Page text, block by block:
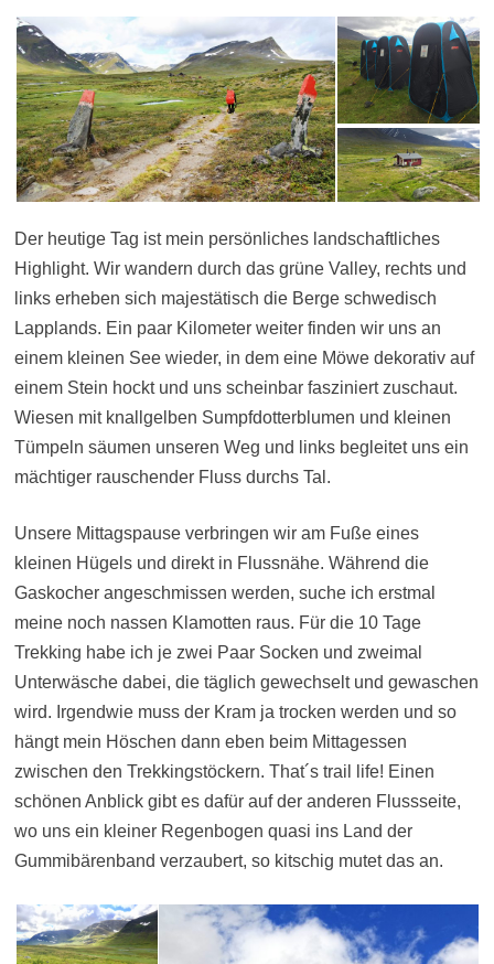
Der heutige Tag ist mein persönliches landschaftliches
Highlight. Wir wandern durch das grüne Valley, rechts und
links erheben sich majestätisch die Berge schwedisch
Lapplands. Ein paar Kilometer weiter finden wir uns an
einem kleinen See wieder, in dem eine Möwe dekorativ auf
einem Stein hockt und uns scheinbar fasziniert zuschaut.
Wiesen mit knallgelben Sumpfdotterblumen und kleinen
Tümpeln säumen unseren Weg und links begleitet uns ein
mächtiger rauschender Fluss durchs Tal.
Unsere Mittagspause verbringen wir am Fuße eines
kleinen Hügels und direkt in Flussnähe. Während die
Gaskocher angeschmissen werden, suche ich erstmal
meine noch nassen Klamotten raus. Für die 10 Tage
Trekking habe ich je zwei Paar Socken und zweimal
Unterwäsche dabei, die täglich gewechselt und gewaschen
wird. Irgendwie muss der Kram ja trocken werden und so
hängt mein Höschen dann eben beim Mittagessen
zwischen den Trekkingstöckern. That´s trail life! Einen
schönen Anblick gibt es dafür auf der anderen Flussseite,
wo uns ein kleiner Regenbogen quasi ins Land der
Gummibärenband verzaubert, so kitschig mutet das an.